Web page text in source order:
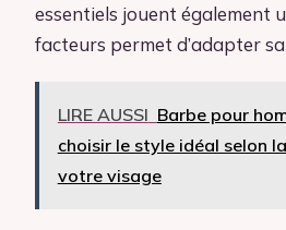
essentiels jouent également
facteurs permet d’adapter
LIRE AUSSI Barbe pour
choisir le style idéal selon
votre visage